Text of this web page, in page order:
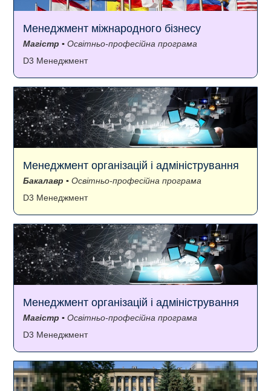
Менеджмент міжнародного бізнесу
Магістр ▪ Освітньо-професійна програма
D3 Менеджмент
Менеджмент організацій і адміністрування
Бакалавр ▪ Освітньо-професійна програма
D3 Менеджмент
Менеджмент організацій і адміністрування
Магістр ▪ Освітньо-професійна програма
D3 Менеджмент